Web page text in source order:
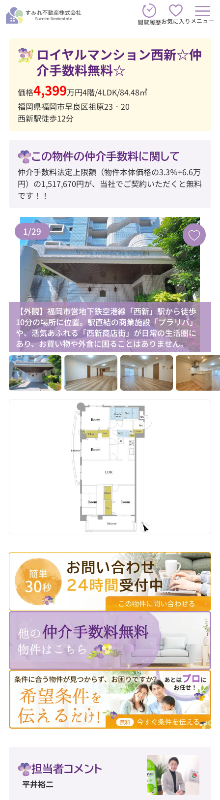
閲覧履歴お気に入り メニュー
ロイヤルマンション西新☆仲
介手数料無料☆
価格4,399万円4階/4LDK/84.48㎡
福岡県福岡市早良区祖原23‐20
西新駅徒歩12分
この物件の仲介手数料に関して
仲介手数料法定上限額（物件本体価格の3.3％+6.6万
円）の1,517,670円が、当社でご契約いただくと無料
です！！
お気に入り追加
1/29
【外観】福岡市営地下鉄空港線「西新」駅から徒歩
10分の場所に位置。駅直結の商業施設「プラリバ」
や、活気あふれる「西新商店街」が日常の生活圏に
あり、お買い物や外食に困ることはありません。
担当者コメント
平井裕二